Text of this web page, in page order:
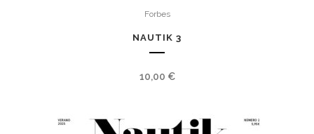
Forbes
NAUTIK 3
10,00 €